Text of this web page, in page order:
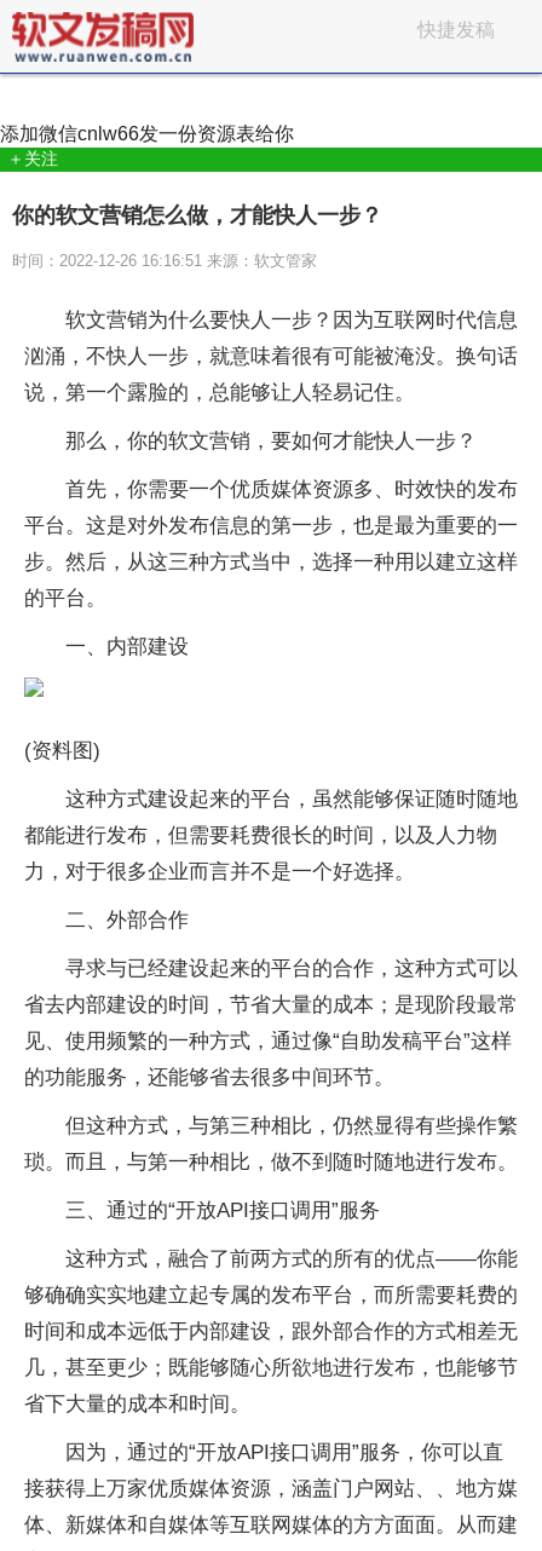
快捷发稿
添加微信cnlw66发一份资源表给你
＋关注
你的软文营销怎么做，才能快人一步？
时间：2022-12-26 16:16:51 来源：软文管家
软文营销为什么要快人一步？因为互联网时代信息
汹涌，不快人一步，就意味着很有可能被淹没。换句话
说，第一个露脸的，总能够让人轻易记住。
那么，你的软文营销，要如何才能快人一步？
首先，你需要一个优质媒体资源多、时效快的发布
平台。这是对外发布信息的第一步，也是最为重要的一
步。然后，从这三种方式当中，选择一种用以建立这样
的平台。
一、内部建设
(资料图)
这种方式建设起来的平台，虽然能够保证随时随地
都能进行发布，但需要耗费很长的时间，以及人力物
力，对于很多企业而言并不是一个好选择。
二、外部合作
寻求与已经建设起来的平台的合作，这种方式可以
省去内部建设的时间，节省大量的成本；是现阶段最常
见、使用频繁的一种方式，通过像“自助发稿平台”这样
的功能服务，还能够省去很多中间环节。
但这种方式，与第三种相比，仍然显得有些操作繁
琐。而且，与第一种相比，做不到随时随地进行发布。
三、通过的“开放API接口调用”服务
这种方式，融合了前两方式的所有的优点——你能
够确确实实地建立起专属的发布平台，而所需要耗费的
时间和成本远低于内部建设，跟外部合作的方式相差无
几，甚至更少；既能够随心所欲地进行发布，也能够节
省下大量的成本和时间。
因为，通过的“开放API接口调用”服务，你可以直
接获得上万家优质媒体资源，涵盖门户网站、、地方媒
体、新媒体和自媒体等互联网媒体的方方面面。从而建